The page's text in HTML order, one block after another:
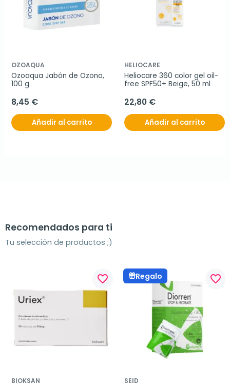
OZOAQUA
Ozoaqua Jabón de Ozono,
100 g
8,45 €
Añadir al carrito
HELIOCARE
Heliocare 360 color gel oil-
free SPF50+ Beige, 50 ml
22,80 €
Añadir al carrito
Recomendados para ti
Tu selección de productos ;)
favorite_border
BIOKSAN
Regalo favorite_border
SEID